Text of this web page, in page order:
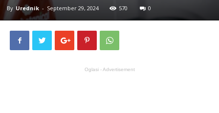
By Urednik - September 29, 2024 570 0
Oglasi - Advertisement